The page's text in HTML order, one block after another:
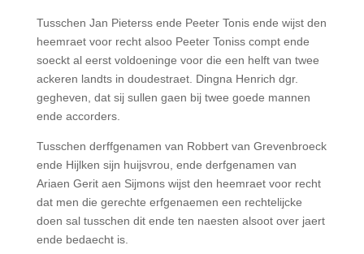
Tusschen Jan Pieterss ende Peeter Tonis ende wijst den
heemraet voor recht alsoo Peeter Toniss compt ende
soeckt al eerst voldoeninge voor die een helft van twee
ackeren landts in doudestraet. Dingna Henrich dgr.
gegheven, dat sij sullen gaen bij twee goede mannen
ende accorders.
Tusschen derffgenamen van Robbert van Grevenbroeck
ende Hijlken sijn huijsvrou, ende derfgenamen van
Ariaen Gerit aen Sijmons wijst den heemraet voor recht
dat men die gerechte erfgenaemen een rechtelijcke
doen sal tusschen dit ende ten naesten alsoot over jaert
ende bedaecht is.